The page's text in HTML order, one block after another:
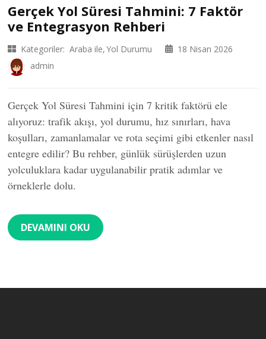
Gerçek Yol Süresi Tahmini: 7 Faktör
ve Entegrasyon Rehberi
Kategoriler: Araba ile Yol Durumu
18 Nisan 2026
admin
Gerçek Yol Süresi Tahmini için 7 kritik faktörü ele
alıyoruz: trafik akışı, yol durumu, hız sınırları, hava
koşulları, zamanlamalar ve rota seçimi gibi etkenler nasıl
entegre edilir? Bu rehber, günlük sürüşlerden uzun
yolculuklara kadar uygulanabilir pratik adımlar ve
örneklerle dolu.
DEVAMINI OKU